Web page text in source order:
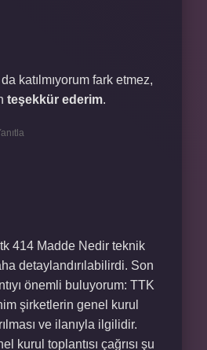
katılmıyorum fark etmez,
teşekkür ederim.
414 Madde Nedir teknik
detaylandırılabilirdi. Son
önemli buluyorum: TTK
şirketlerin genel kurul
ve ilanıyla ilgilidir.
kurul toplantısı çağrısı şu